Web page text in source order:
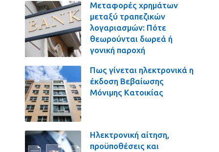
Μεταφορές χρημάτων
μεταξύ τραπεζικών
λογαριασμών: Πότε
θεωρούνται δωρεά ή
γονική παροχή
Πως γίνεται ηλεκτρονικά η
έκδοση Βεβαίωσης
Μόνιμης Κατοικίας
Ηλεκτρονική αίτηση,
προϋποθέσεις και